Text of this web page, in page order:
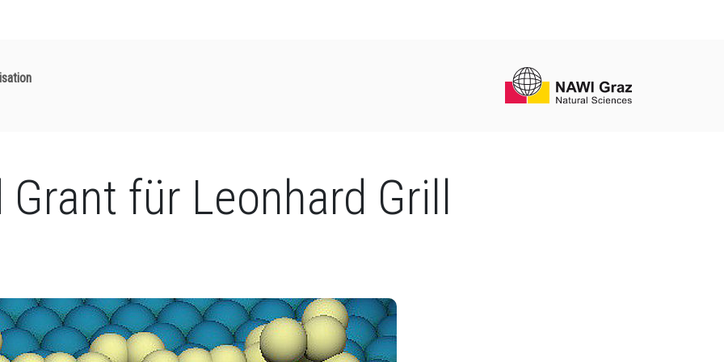
Grant für Leonhard Grill